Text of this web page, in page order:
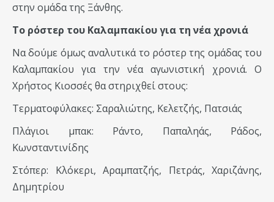
στην ομάδα της Ξάνθης.
Το ρόστερ του Καλαμπακίου για τη νέα χρονιά
Να δούμε όμως αναλυτικά το ρόστερ της ομάδας του
Καλαμπακίου για την νέα αγωνιστική χρονιά. Ο
Χρήστος Κιοσσές θα στηριχθεί στους:
Τερματοφύλακες: Σαραλιώτης, Κελετζής, Πατσιάς
Πλάγιοι μπακ: Ράντο, Παπαληάς, Ράδος,
Κωνσταντινίδης
Στόπερ: Κλόκερι, Αραμπατζής, Πετράς, Χαριζάνης,
Δημητρίου